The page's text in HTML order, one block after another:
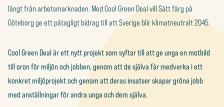
långt från arbetsmarknaden. Med Cool Green Deal vill Sätt färg på
Göteborg ge ett påtagligt bidrag till att Sverige blir klimatneutralt 2045.
Cool Green Deal är ett nytt projekt som syftar till att ge unga en motbild
till oron för miljön och jobben, genom att de själva får medverka i ett
konkret miljöprojekt och genom att deras insatser skapar gröna jobb
med anställningar för andra unga och dem själva.